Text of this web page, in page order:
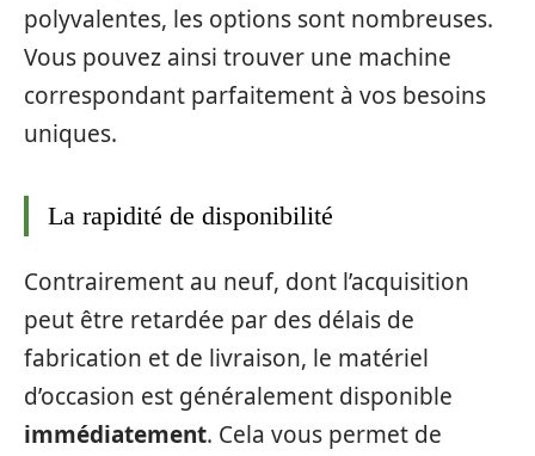
polyvalentes, les options sont nombreuses.
Vous pouvez ainsi trouver une machine
correspondant parfaitement à vos besoins
uniques.
La rapidité de disponibilité
Contrairement au neuf, dont l’acquisition
peut être retardée par des délais de
fabrication et de livraison, le matériel
d’occasion est généralement disponible
immédiatement. Cela vous permet de